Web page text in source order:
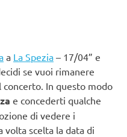
a La Spezia – 17/04” e
se vuoi rimanere
In questo modo
e concederti qualche
di vedere i
volta scelta la data di